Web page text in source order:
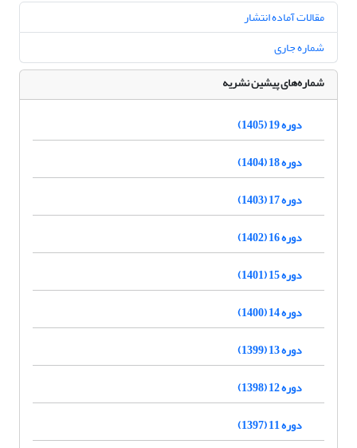
مقالات آماده انتشار
شماره جاری
شماره‌های پیشین نشریه
دوره 19 (1405)
دوره 18 (1404)
دوره 17 (1403)
دوره 16 (1402)
دوره 15 (1401)
دوره 14 (1400)
دوره 13 (1399)
دوره 12 (1398)
دوره 11 (1397)